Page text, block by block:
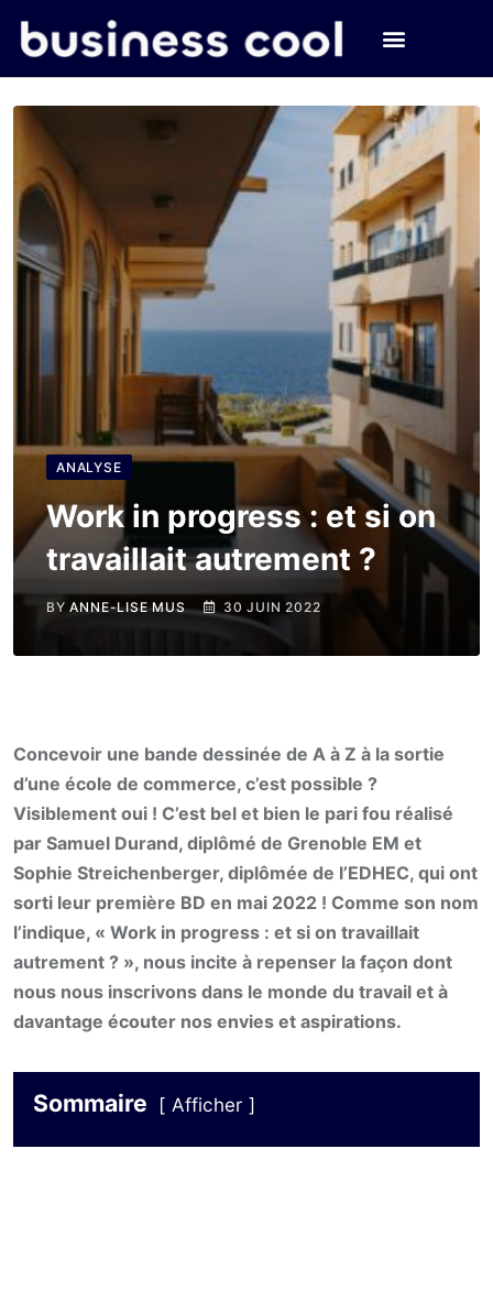
ANALYSE
Work in progress : et si on
travaillait autrement ?
BYANNE-LISE MUS 30 JUIN 2022
Concevoir une bande dessinée de A à Z à la sortie
d’une école de commerce, c’est possible ?
Visiblement oui ! C’est bel et bien le pari fou réalisé
par Samuel Durand, diplômé de Grenoble EM et
Sophie Streichenberger, diplômée de l’EDHEC, qui ont
sorti leur première BD en mai 2022 ! Comme son nom
l’indique, « Work in progress : et si on travaillait
autrement ? », nous incite à repenser la façon dont
nous nous inscrivons dans le monde du travail et à
davantage écouter nos envies et aspirations.
Sommaire Afficher